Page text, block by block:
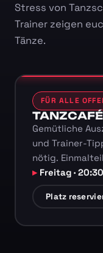
Stress von
Trainer zeigen
Tänze.
FÜR ALLE
TANZCAFÉ
Gemütliche
und Trainer-
nötig.
Freitag ·
Platz